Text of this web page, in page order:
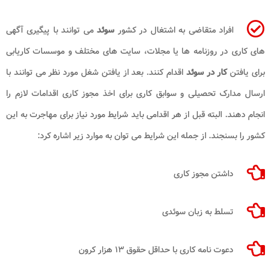
افراد متقاضی به اشتغال در کشور سوئدمی ‌توانند با پیگیری آگهی
‌های کاری در روزنامه ها یا مجلات، سایت ‌های مختلف و موسسات کاریابی
برای یافتنکار در سوئد اقدام کنند. بعد از یافتن شغل مورد نظر می ‌توانند با
ارسال مدارک تحصیلی و سوابق کاری برای اخذ مجوز کاری اقدامات لازم را
انجام دهند. البته قبل از هر اقدامی باید شرایط مورد نیاز برای مهاجرت به این
کشور را بسنجند. از جمله این شرایط می ‌توان به موارد زیر اشاره کرد:
داشتن مجوز کاری
تسلط به زبان سوئدی
دعوت نامه کاری با حداقل حقوق ۱۳ هزار کرون